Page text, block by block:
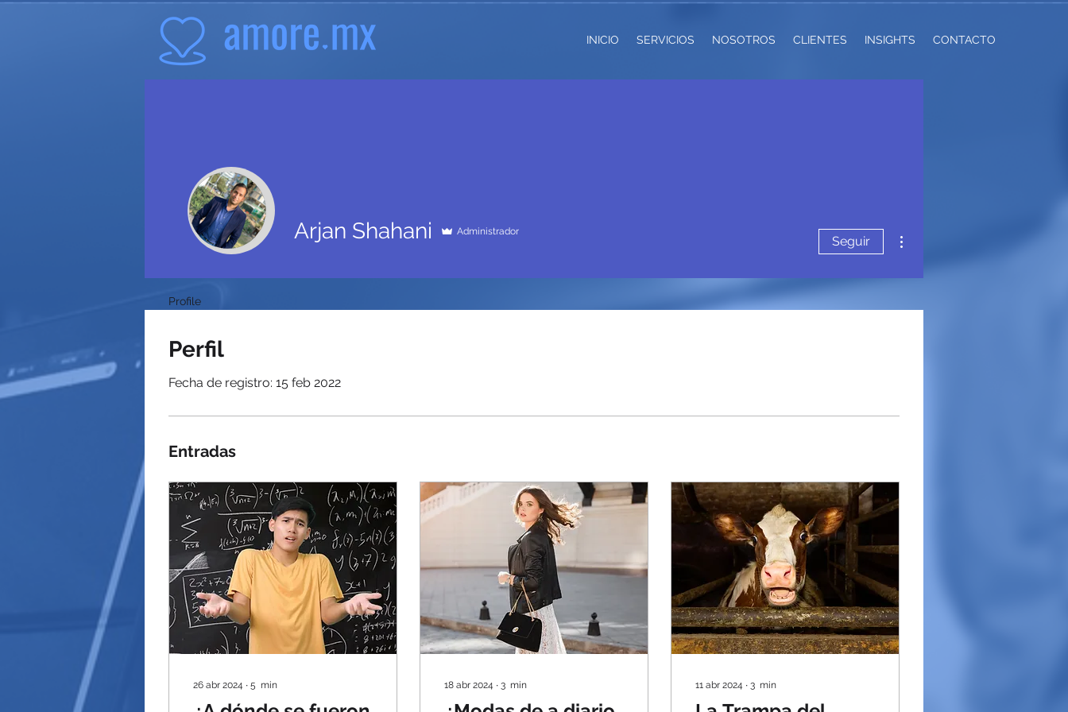
INICIO SERVICIOS NOSOTROS CLIENTES INSIGHTS CONTACTO
Perfil
Fecha de registro: 15 feb 2022
Entradas
26 abr 2024 ∙ 5 min 18 abr 2024 ∙ 3 min 11 abr 2024 ∙ 3 min
Arjan Shahani Administrador
Seguir
Profile